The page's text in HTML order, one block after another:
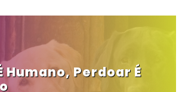
Humano, Perdoar É